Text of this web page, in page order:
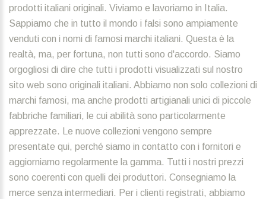
prodotti italiani originali. Viviamo e lavoriamo in Italia.
Sappiamo che in tutto il mondo i falsi sono ampiamente
venduti con i nomi di famosi marchi italiani. Questa è la
realtà, ma, per fortuna, non tutti sono d'accordo. Siamo
orgogliosi di dire che tutti i prodotti visualizzati sul nostro
sito web sono originali italiani. Abbiamo non solo collezioni di
marchi famosi, ma anche prodotti artigianali unici di piccole
fabbriche familiari, le cui abilità sono particolarmente
apprezzate. Le nuove collezioni vengono sempre
presentate qui, perché siamo in contatto con i fornitori e
aggiorniamo regolarmente la gamma. Tutti i nostri prezzi
sono coerenti con quelli dei produttori. Consegniamo la
merce senza intermediari. Per i clienti registrati, abbiamo